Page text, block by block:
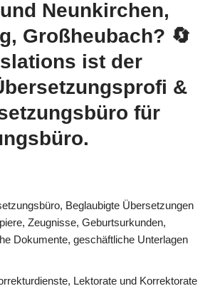
Neunkirchen,
Großheubach? 🔄
ist der
&
für
Beglaubigte Übersetzungen
Zeugnisse, Geburtsurkunden,
Dokumente, geschäftliche Unterlagen
Lektorate und Korrektorate